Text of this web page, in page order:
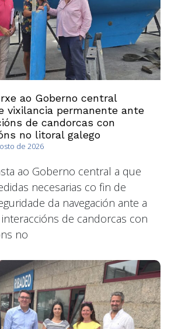
ao Goberno central
vixilancia permanente ante
de candorcas con
no litoral galego
de 2026
ao Goberno central a que
necesarias co fin de
da navegación ante a
de candorcas con
no